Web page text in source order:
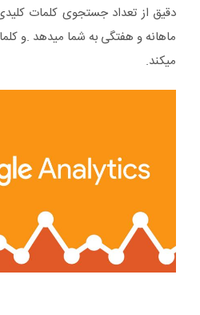
دقیق از تعداد جستجوی کلمات
ماهانه و هفتگی به شما میدهد .و
میکند.